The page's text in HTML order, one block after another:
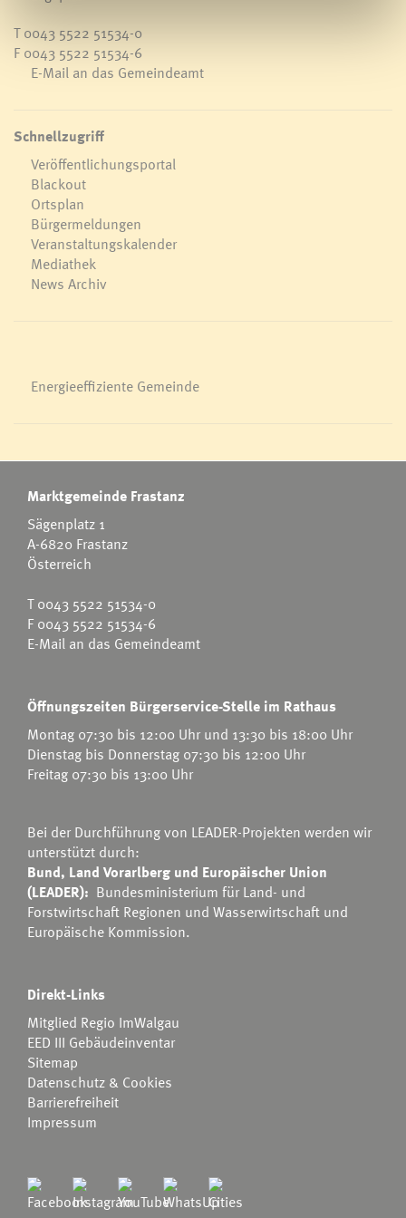
T0043 5522 51534-0
F 0043 5522 51534-6
E-Mail an das Gemeindeamt
Schnellzugriff
Veröffentlichungsportal
Blackout
Ortsplan
Bürgermeldungen
Veranstaltungskalender
Mediathek
News Archiv
Energieeffiziente Gemeinde
Marktgemeinde Frastanz
Sägenplatz 1
A-6820 Frastanz
Österreich
T0043 5522 51534-0
F 0043 5522 51534-6
E-Mail an das Gemeindeamt
Öffnungszeiten Bürgerservice-Stelle im Rathaus
Montag 07:30 bis 12:00 Uhr und 13:30 bis 18:00 Uhr
Dienstag bis Donnerstag 07:30 bis 12:00 Uhr
Freitag 07:30 bis 13:00 Uhr
Bei der Durchführung von LEADER-Projekten werden wir
unterstützt durch:
Bund, Land Vorarlberg und Europäischer Union
(LEADER): Bundesministerium für Land- und
Forstwirtschaft Regionen und Wasserwirtschaft und
Europäische Kommission.
Direkt-Links
Mitglied Regio ImWalgau
EED III Gebäudeinventar
Sitemap
Datenschutz & Cookies
Barrierefreiheit
Impressum